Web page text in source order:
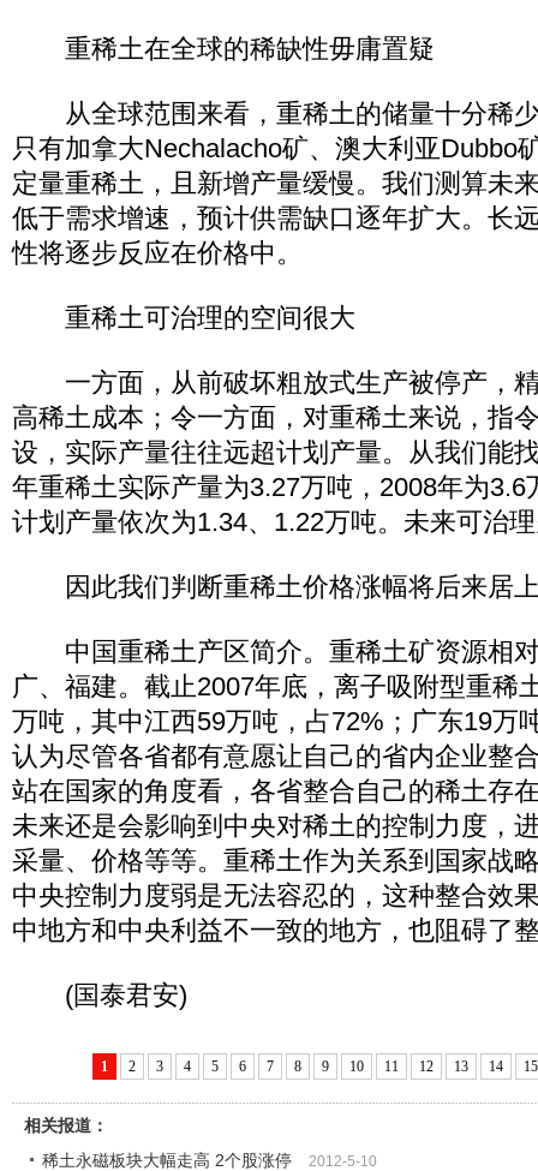
重稀土在全球的稀缺性毋庸置疑
从全球范围来看，重稀土的储量十分稀
只有加拿大Nechalacho矿、澳大利亚Dubbo
定量重稀土，且新增产量缓慢。我们测算未
低于需求增速，预计供需缺口逐年扩大。长
性将逐步反应在价格中。
重稀土可治理的空间很大
一方面，从前破坏粗放式生产被停产，
高稀土成本；令一方面，对重稀土来说，指
设，实际产量往往远超计划产量。从我们能
年重稀土实际产量为3.27万吨，2008年为3.6
计划产量依次为1.34、1.22万吨。未来可治
因此我们判断重稀土价格涨幅将后来居
中国重稀土产区简介。重稀土矿资源相
广、福建。截止2007年底，离子吸附型重稀
万吨，其中江西59万吨，占72%；广东19万
认为尽管各省都有意愿让自己的省内企业整
站在国家的角度看，各省整合自己的稀土存
未来还是会影响到中央对稀土的控制力度，
采量、价格等等。重稀土作为关系到国家战
中央控制力度弱是无法容忍的，这种整合效
中地方和中央利益不一致的地方，也阻碍了
(国泰君安)
1 2 3 4 5 6 7 8 9 10 11 12 13 14 15
相关报道：
稀土永磁板块大幅走高 2个股涨停
2012-5-10